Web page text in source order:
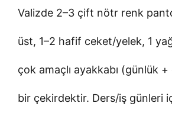
Valizde 2–3 çift nötr renk
üst, 1–2 hafif ceket/yelek, 1
çok amaçlı ayakkabı (günlük
bir çekirdektir. Ders/iş günleri